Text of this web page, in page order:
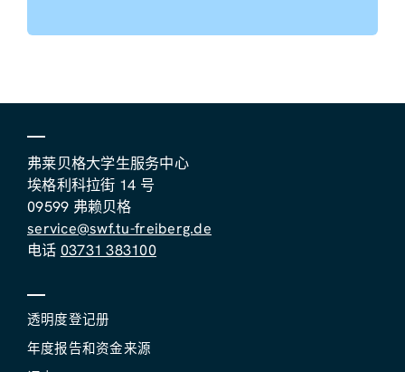
弗莱贝格大学生服务中心
埃格利科拉街 14 号
09599 弗赖贝格
service@swf.tu-freiberg.de
电话 03731 383100
透明度登记册
年度报告和资金来源